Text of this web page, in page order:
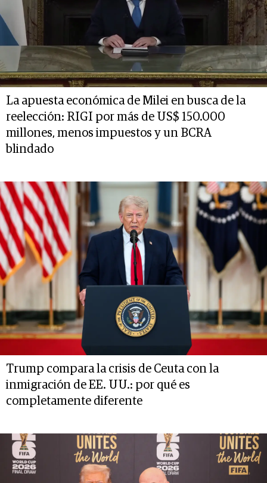
La apuesta económica de Milei en busca de la
reelección: RIGI por más de US$ 150.000
millones, menos impuestos y un BCRA
blindado
Trump compara la crisis de Ceuta con la
inmigración de EE. UU.: por qué es
completamente diferente